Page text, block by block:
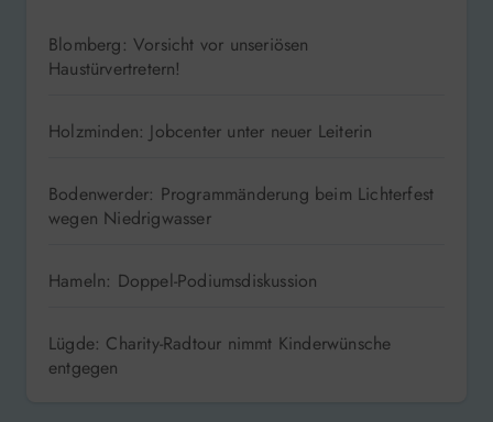
Blomberg: Vorsicht vor unseriösen
Haustürvertretern!
Holzminden: Jobcenter unter neuer Leiterin
Bodenwerder: Programmänderung beim Lichterfest
wegen Niedrigwasser
Hameln: Doppel-Podiumsdiskussion
Lügde: Charity-Radtour nimmt Kinderwünsche
entgegen